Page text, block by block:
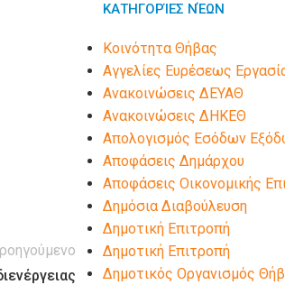
ΚΑΤΗΓΟΡΊΕΣ ΝΈΩΝ
Kοινότητα Θήβας
Αγγελίες Ευρέσεως
Ανακοινώσεις ΔΕΥΑΘ
Ανακοινώσεις ΔΗΚΕΘ
Απολογισμός Εσόδων
Αποφάσεις Δημάρχου
Αποφάσεις Οικονομικής
Δημόσια Διαβούλευση
Δημοτική Επιτροπή
Δημοτική Επιτροπή
Δημοτικός Οργανισμός